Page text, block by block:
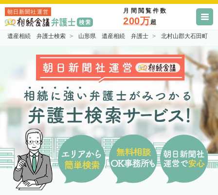
朝日新聞社運営 月間閲覧件数
200万超
遺産相続 弁護士検索 山形県 遺産相続 弁護士 北村山郡大石田町